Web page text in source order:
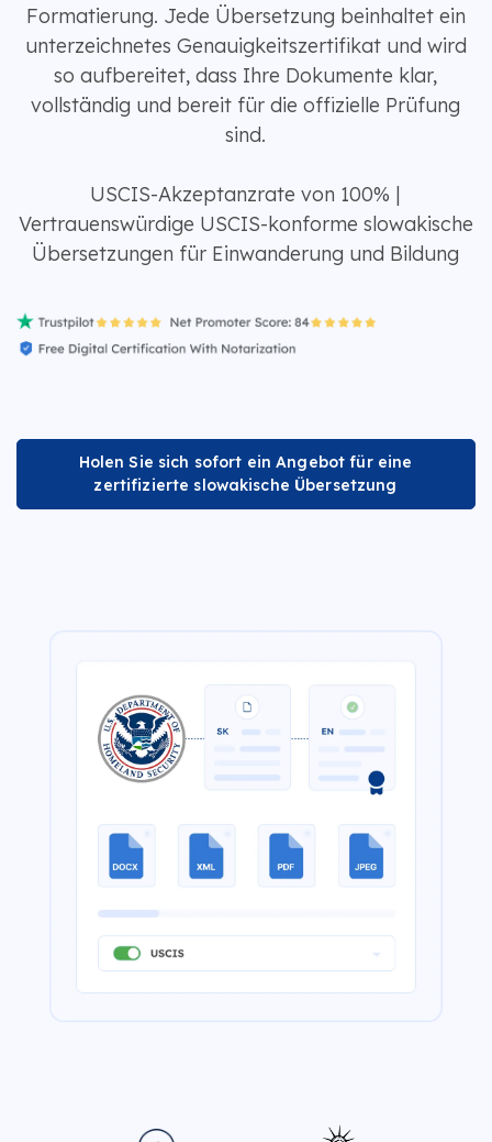
Formatierung. Jede Übersetzung beinhaltet ein
unterzeichnetes Genauigkeitszertifikat und wird
so aufbereitet, dass Ihre Dokumente klar,
vollständig und bereit für die offizielle Prüfung
sind.
USCIS-Akzeptanzrate von 100% |
Vertrauenswürdige USCIS-konforme slowakische
Übersetzungen für Einwanderung und Bildung
Holen Sie sich sofort ein Angebot für eine
zertifizierte slowakische Übersetzung